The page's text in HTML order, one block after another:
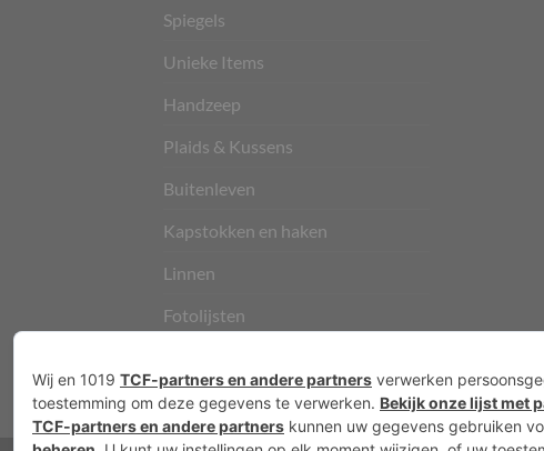
Spiegels
Unieke Items
Handzeep
Plaids & Kussens
Buitenleven
Kapstokken en haken
Linnen
Fotolijsten